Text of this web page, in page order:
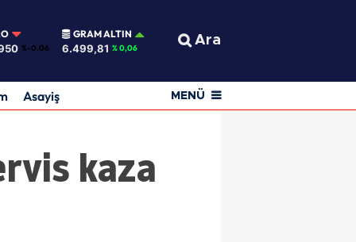
%-0.06
GRAM ALTIN
6.499,81 % 0,06 Ara
Asayiş MENÜ
kaza